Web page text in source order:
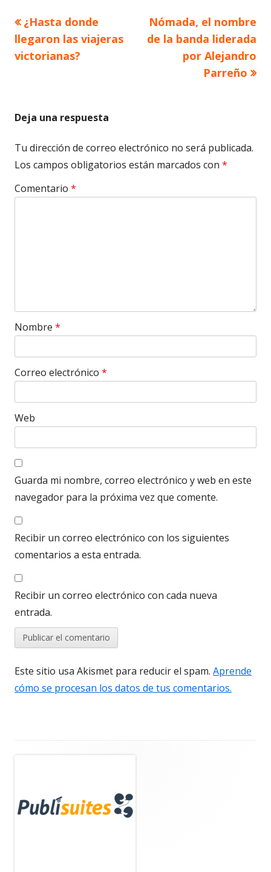
Navegación
de
Artículo
anterior
¿Hasta donde
llegaron las viajeras
victorianas?
Artículo
siguiente
Nómada, el nombre
de la banda liderada
por Alejandro
Parreño
Deja una respuesta
Tu dirección de correo electrónico no será publicada.
Los campos obligatorios están marcados con *
Comentario *
Nombre *
Correo electrónico *
Web
Guarda mi nombre, correo electrónico y web en este
navegador para la próxima vez que comente.
Recibir un correo electrónico con los siguientes
comentarios a esta entrada.
Recibir un correo electrónico con cada nueva
entrada.
Este sitio usa Akismet para reducir el spam. Aprende
cómo se procesan los datos de tus comentarios.
lateral
principal